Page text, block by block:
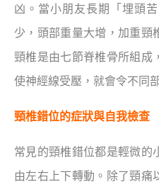
凶。當小朋友長期「埋頭
少，頭部重量大增，加重頸
頸椎是由七節脊椎骨所組成
使神經線受壓，就會令不同
頸椎錯位的症狀與自我檢查
常見的頸椎錯位都是輕微的
由左右上下轉動。除了頸痛